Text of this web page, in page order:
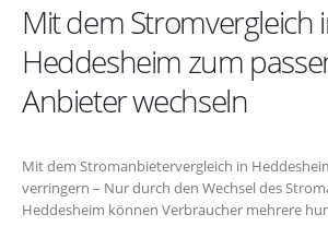
Mit dem Stromvergleich
Heddesheim zum
Anbieter wechseln
Mit dem Stromanbietervergleich in
verringern – Nur durch den Wechsel des
Heddesheim können Verbraucher mehrere